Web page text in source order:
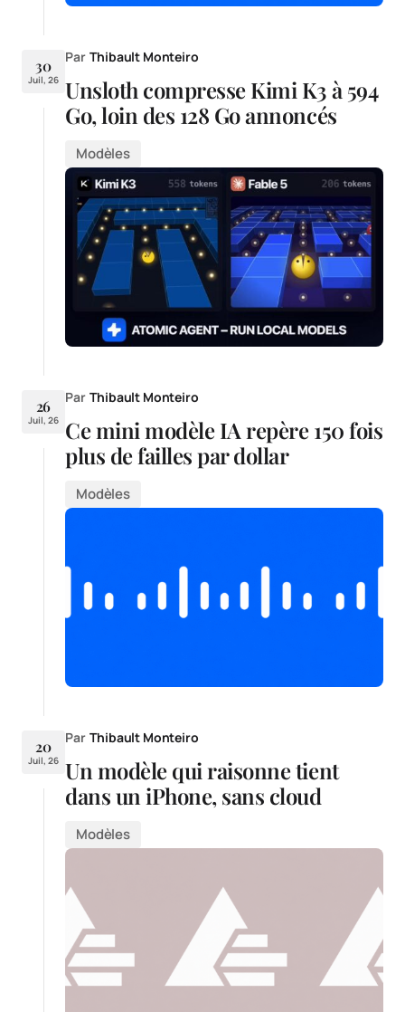
30
Juil, 26
Par Thibault Monteiro
Unsloth compresse Kimi K3 à 594
Go, loin des 128 Go annoncés
Modèles
26
Juil, 26
Par Thibault Monteiro
Ce mini modèle IA repère 150 fois
plus de failles par dollar
Modèles
20
Juil, 26
Par Thibault Monteiro
Un modèle qui raisonne tient
dans un iPhone, sans cloud
Modèles